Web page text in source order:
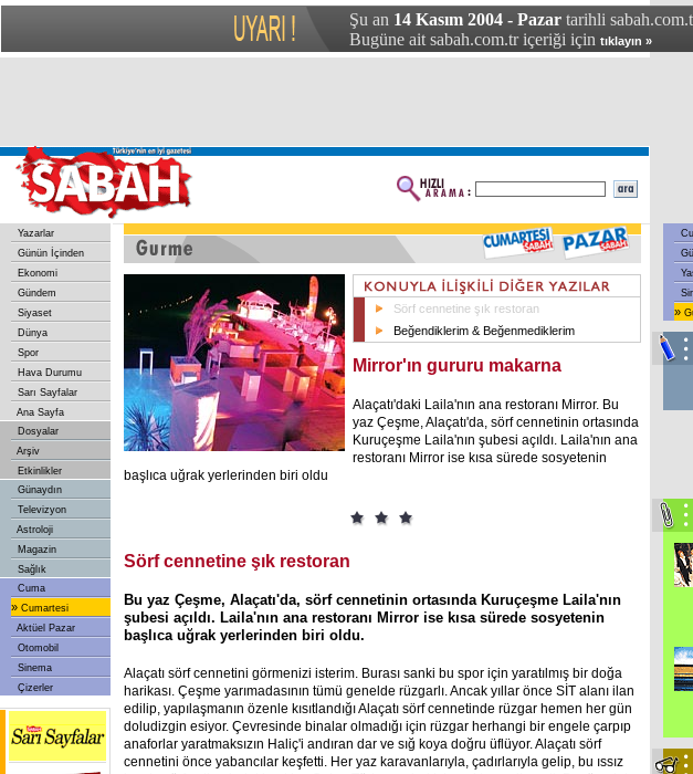
Şu an 14 Kasım 2004 - Pazar tarihli
Bugüne ait sabah.com.tr içeriği için tıklayın »
Yazarlar
Günün İçinden
Ekonomi
Gündem
Siyaset
Dünya
Spor
Hava Durumu
Sarı Sayfalar
Ana Sayfa
Dosyalar
Arşiv
Etkinlikler
Günaydın
Televizyon
Astroloji
Magazin
Sağlık
Cuma
» Cumartesi
Aktüel Pazar
Otomobil
Sinema
Çizerler
Sörf cennetine şık restoran
Beğendiklerim & Beğenmediklerim
Mirror'ın gururu makarna
Alaçatı'daki Laila'nın ana restoranı Mirror. Bu
yaz Çeşme, Alaçatı'da, sörf cennetinin ortasında
Kuruçeşme Laila'nın şubesi açıldı. Laila'nın ana
restoranı Mirror ise kısa sürede sosyetenin
başlıca uğrak yerlerinden biri oldu
Sörf cennetine şık restoran
Bu yaz Çeşme, Alaçatı'da, sörf cennetinin ortasında Kuruçeşme Laila'nın
şubesi açıldı. Laila'nın ana restoranı Mirror ise kısa sürede sosyetenin
başlıca uğrak yerlerinden biri oldu.
Alaçatı sörf cennetini görmenizi isterim. Burası sanki bu spor için yaratılmış bir doğa
harikası. Çeşme yarımadasının tümü genelde rüzgarlı. Ancak yıllar önce SİT alanı ilan
edilip, yapılaşmanın özenle kısıtlandığı Alaçatı sörf cennetinde rüzgar hemen her gün
doludizgin esiyor. Çevresinde binalar olmadığı için rüzgar herhangi bir engele çarpıp
anaforlar yaratmaksızın Haliç'i andıran dar ve sığ koya doğru üflüyor. Alaçatı sörf
cennetini önce yabancılar keşfetti. Her yaz karavanlarıyla, çadırlarıyla gelip, bu ıssız
»